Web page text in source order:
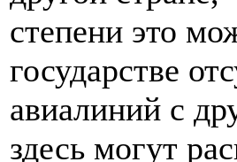
степени это
государстве
авиалиний с
здесь могут